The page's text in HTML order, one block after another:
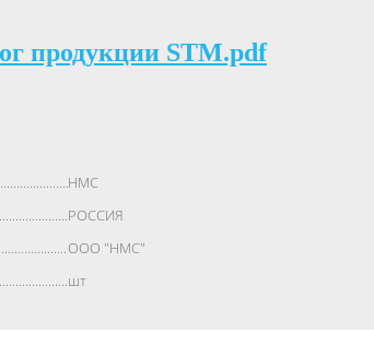
продукции STM.pdf
НМС
РОССИЯ
ООО "НМС"
шт